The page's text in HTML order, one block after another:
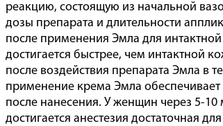
реакцию, состоящую из начальной
дозы препарата и длительности
после применения Эмла для
достигается быстрее, чем интактной
после воздействия препарата Эмла в
применение крема Эмла
после нанесения. У женщин через 5-
достигается анестезия достаточная